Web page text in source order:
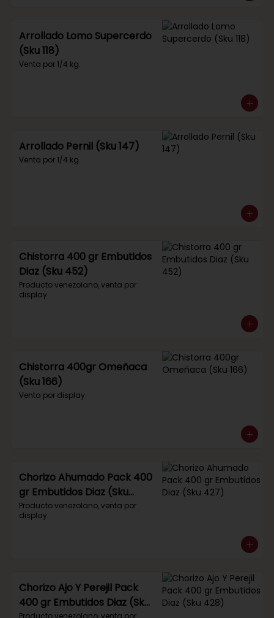
Arrollado Lomo Supercerdo
(Sku 118)
Venta por 1/4 kg.
Arrollado Pernil (Sku 147)
Venta por 1/4 kg.
Chistorra 400 gr Embutidos
Diaz (Sku 452)
Producto venezolano, venta por
display.
Chistorra 400gr Omeñaca
(Sku 166)
Venta por display.
Chorizo Ahumado Pack 400
gr Embutidos Diaz (Sku
427)
Producto venezolano, venta por
display.
Chorizo Ajo Y Perejil Pack
400 gr Embutidos Diaz (Sku
Producto venezolano, venta por